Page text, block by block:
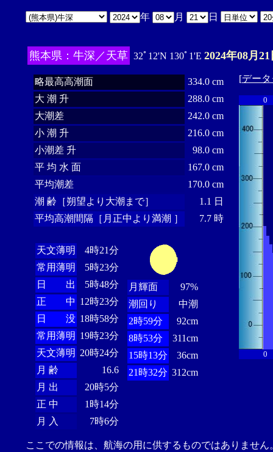
年 月 日
熊本県：牛深／天草 32ﾟ12'N 130ﾟ1'E 2024年08月
略最高高潮面
334.0 cm
大 潮 升
288.0 cm
大潮差
242.0 cm
小 潮 升
216.0 cm
小潮差 升
98.0 cm
平 均 水 面
167.0 cm
平均潮差
170.0 cm
潮 齢［朔望より大潮まで］
1.1 日
平均高潮間隔［月正中より満潮 ］
7.7 時
天文薄明
4時21分
常用薄明
5時23分
日 出
5時48分
正 中 12時23分
日 没 18時58分
常用薄明 19時23分
天文薄明 20時24分
月 齢
16.6
月 出
20時5分
正 中
1時14分
月 入
7時6分
月輝面
97%
潮回り
中潮
2時59分
92cm
8時53分
311cm
15時13分
36cm
21時32分 312cm
[デー
0
0
ここでの情報は、航海の用に供するものではありませ